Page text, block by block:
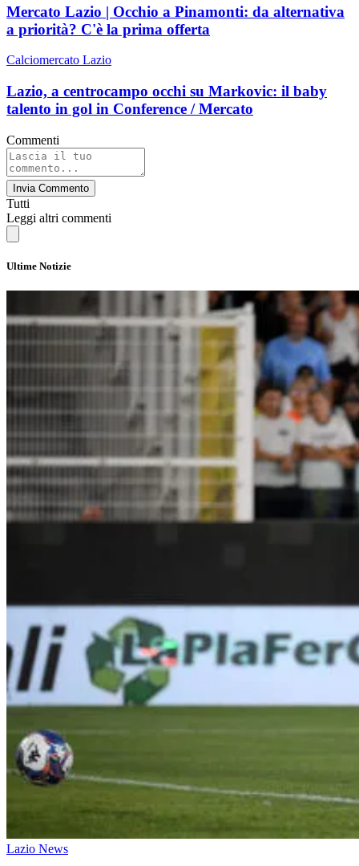
Mercato Lazio | Occhio a Pinamonti: da alternativa
a priorità? C'è la prima offerta
Calciomercato Lazio
Lazio, a centrocampo occhi su Markovic: il baby
talento in gol in Conference / Mercato
Commenti
Invia Commento
Tutti
Leggi altri commenti
Ultime Notizie
Lazio News